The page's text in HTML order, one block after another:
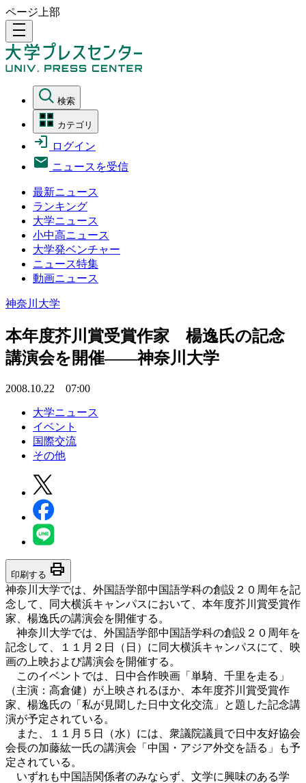
ページ上部
density_medium
検索
カテゴリ
ログイン
ニュースを受信
最新ニュース
ランキング
大学ニュース
小中高ニュース
大学発ベンチャー
ニュース特集
動画ニュース
神奈川大学
本年度芥川賞受賞作家 楊逸氏の記念
講演会を開催――神奈川大学
2008.10.22 07:00
大学ニュース
イベント
国際交流
その他
印刷する print
神奈川大学では、外国語学部中国語学科の創設２０周年を記
念して、同大横浜キャンパスにおいて、本年度芥川賞受賞作
家、楊逸氏の講演会を開催する。
神奈川大学では、外国語学部中国語学科の創設２０周年を
記念して、１１月２日（日）に同大横浜キャンパスにて、映
画の上映および講演会を開催する。
このイベントでは、日中合作映画「単騎、千里を走る」
（主演：高倉健）が上映されるほか、本年度芥川賞受賞作
家、楊逸氏の「私が見聞した日中文化交流」と題した記念講
演が予定されている。
また、１１月５日（水）には、衆議院議員で日中友好協会
会長の加藤紘一氏の講演会「中国・アジア外交を語る」も予
定されている。
いずれも中国語関係者のみならず、文学に興味のある学